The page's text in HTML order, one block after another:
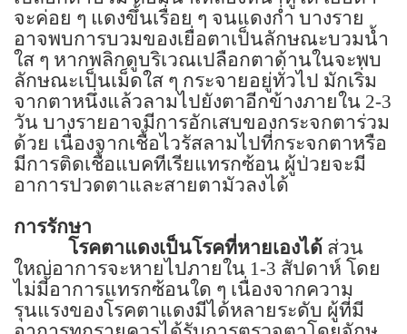
จะค่อย ๆ แดงขึ้นเรื่อย ๆ จนแดงก่ำ บางราย
อาจพบการบวมของเยื่อตาเป็นลักษณะบวมน้ำ
ใส ๆ หากพลิกดูบริเวณเปลือกตาด้านในจะพบ
ลักษณะเป็นเม็ดใส ๆ กระจายอยู่ทั่วไป มักเริ่ม
จากตาหนึ่งแล้วลามไปยังตาอีกข้างภายใน 2-3
วัน บางรายอาจมีการอักเสบของกระจกตาร่วม
ด้วย เนื่องจากเชื้อไวรัสลามไปที่กระจกตาหรือ
มีการติดเชื้อแบคทีเรียแทรกซ้อน ผู้ป่วยจะมี
อาการปวดตาและสายตามัวลงได้
การรักษา
โรคตาแดงเป็นโรคที่หายเองได้ ส่วน
ใหญ่อาการจะหายไปภายใน 1-3 สัปดาห์ โดย
ไม่มีอาการแทรกซ้อนใด ๆ เนื่องจากความ
รุนแรงของโรคตาแดงมีได้หลายระดับ ผู้ที่มี